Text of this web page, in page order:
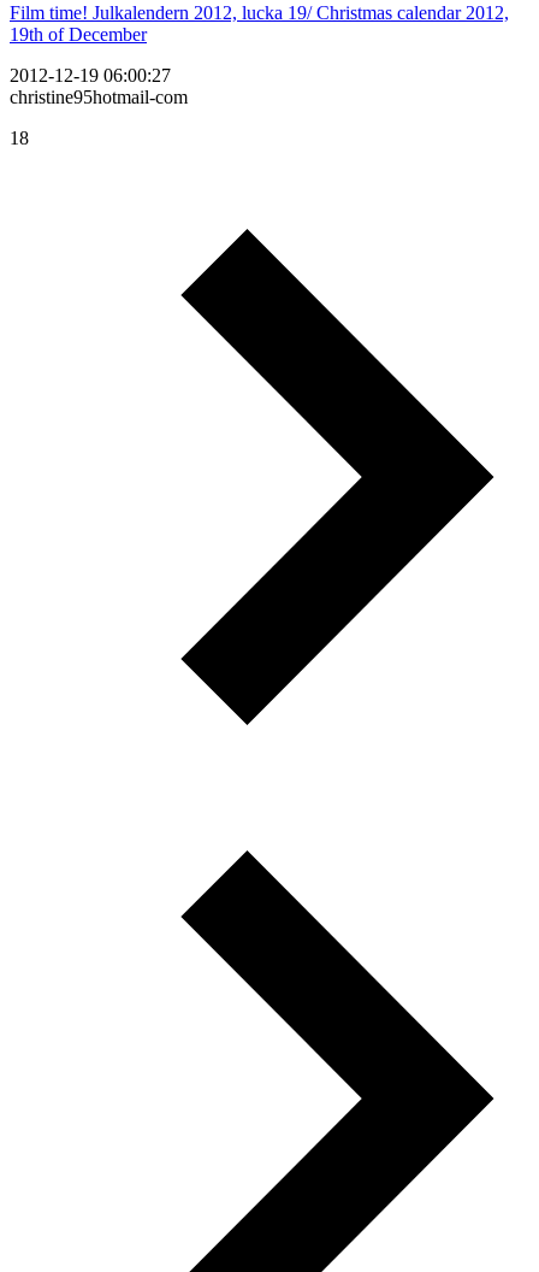
Film time! Julkalendern 2012, lucka 19/ Christmas calendar 2012,
19th of December
2012-12-19 06:00:27
christine95hotmail-com
18